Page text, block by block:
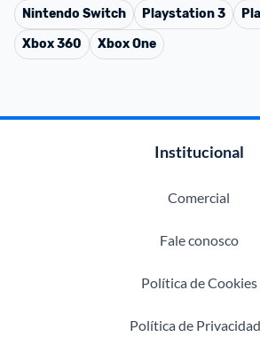
Nintendo Switch
Playstation 3
Xbox 360
Xbox One
Institucional
Comercial
Fale conosco
Política de Cookies
Política de